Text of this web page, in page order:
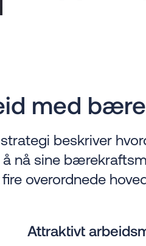
med
beskriver
nå sine
overordnede
Attraktivt